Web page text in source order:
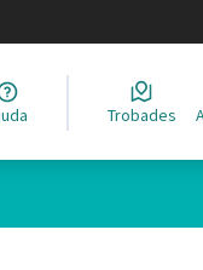
idioma Trobades